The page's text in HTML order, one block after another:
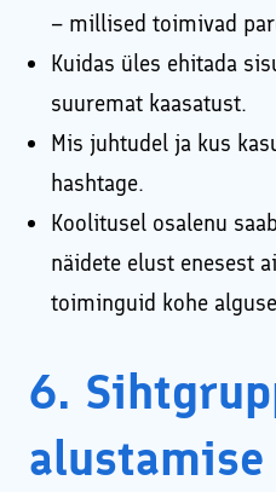
– millised toimivad
Kuidas üles ehitada
suuremat kaasatust.
Mis juhtudel ja kus
hashtage.
Koolitusel osalenu
näidete elust enesest
toiminguid kohe
6.
alustamise